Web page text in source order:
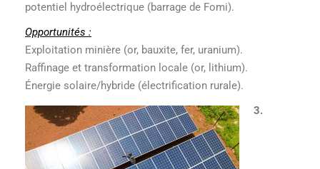
potentiel hydroélectrique (barrage de Fomi).
Opportunités :
Exploitation minière (or, bauxite, fer, uranium).
Raffinage et transformation locale (or, lithium).
Énergie solaire/hybride (électrification rurale).
3.